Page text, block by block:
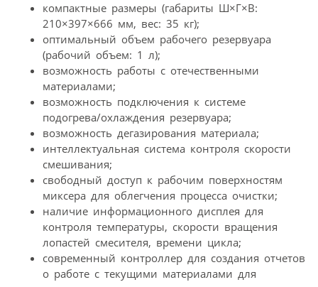
компактные размеры (габариты Ш×Г×В:
210×397×666 мм, вес: 35 кг);
оптимальный объем рабочего резервуара
(рабочий объем: 1 л);
возможность работы с отечественными
материалами;
возможность подключения к системе
подогрева/охлаждения резервуара;
возможность дегазирования материала;
интеллектуальная система контроля скорости
смешивания;
свободный доступ к рабочим поверхностям
миксера для облегчения процесса очистки;
наличие информационного дисплея для
контроля температуры, скорости вращения
лопастей смесителя, времени цикла;
современный контроллер для создания отчетов
о работе с текущими материалами для